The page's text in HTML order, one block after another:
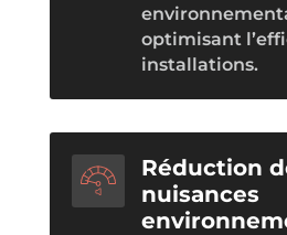
optimisant
installations.
Réduction
nuisances